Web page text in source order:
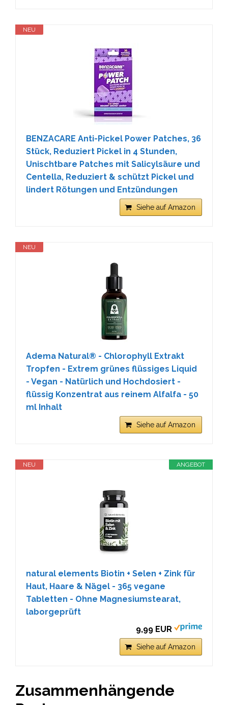
NEU
BENZACARE Anti-Pickel Power Patches, 36
Stück, Reduziert Pickel in 4 Stunden,
Unischtbare Patches mit Salicylsäure und
Centella, Reduziert & schützt Pickel und
lindert Rötungen und Entzündungen
Siehe auf Amazon
NEU
Adema Natural® - Chlorophyll Extrakt
Tropfen - Extrem grünes flüssiges Liquid
- Vegan - Natürlich und Hochdosiert -
flüssig Konzentrat aus reinem Alfalfa - 50
ml Inhalt
Siehe auf Amazon
ANGEBOT
NEU
natural elements Biotin + Selen + Zink für
Haut, Haare & Nägel - 365 vegane
Tabletten - Ohne Magnesiumstearat,
laborgeprüft
9,99 EUR
Siehe auf Amazon
Zusammenhängende